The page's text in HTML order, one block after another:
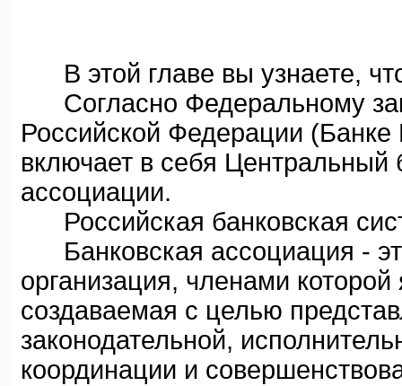
В этой главе вы узнаете,
Согласно Федеральному
Российской Федерации (Банке
включает в себя Центральный
ассоциации.
Российская банковская
Банковская ассоциация -
организация, членами
создаваемая с целью
законодательной,
координации и